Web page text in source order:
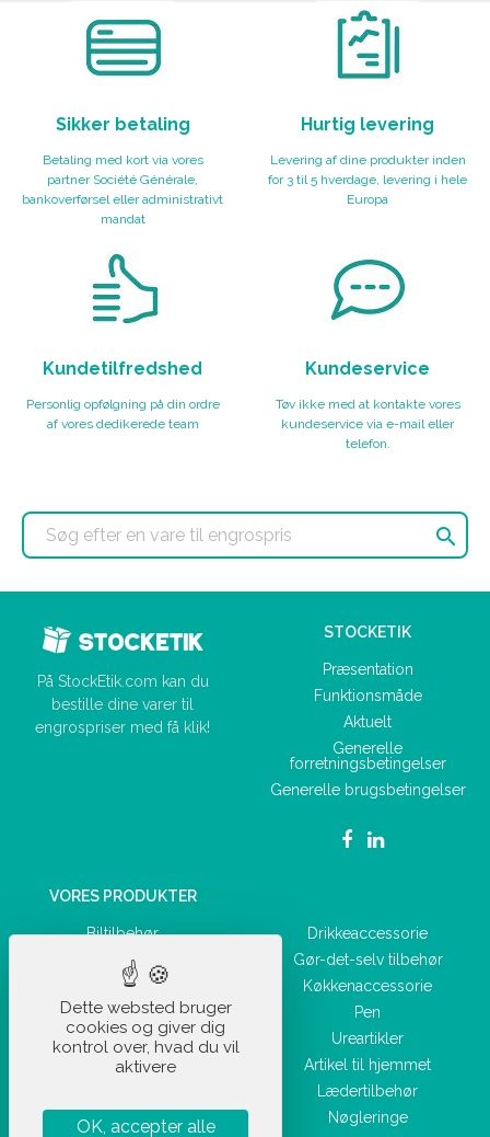
Sikker betaling
Betaling med kort via vores
partner Société Générale,
bankoverførsel eller administrativt
mandat
Hurtig levering
Levering af dine produkter inden
for 3 til 5 hverdage, levering i hele
Europa
Kundetilfredshed
Personlig opfølgning på din ordre
af vores dedikerede team
Kundeservice
Tøv ikke med at kontakte vores
kundeservice via e-mail eller
telefon.

På StockEtik.com kan du
bestille dine varer til
engrospriser med få klik!
STOCKETIK
Præsentation
Funktionsmåde
Aktuelt
Generelle
forretningsbetingelser
Generelle brugsbetingelser
VORES PRODUKTER
Biltilbehør
Kontorartikler
Hverdagsaccessorie
Fritidsartikel
Sportartikel
Hygiejnisk og
Bagage
Skønhedsaccessorie
Drikkeaccessorie
Gør-det-selv tilbehør
Køkkenaccessorie
Pen
Ureartikler
Artikel til hjemmet
Lædertilbehør
Nøgleringe
Dette websted bruger
cookies og giver dig
kontrol over, hvad du vil
aktivere
OK, accepter alle